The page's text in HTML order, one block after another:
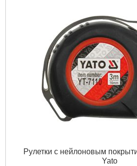
Рулетки с нейлоновым
Yato